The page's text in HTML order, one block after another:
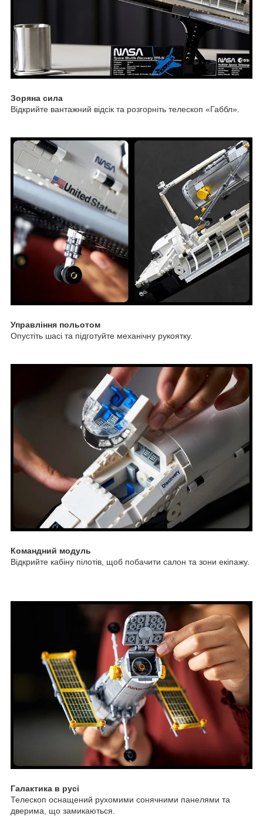
Зоряна сила
Відкрийте вантажний відсік та розгорніть телескоп «Габбл».
Управління польотом
Опустіть шасі та підготуйте механічну рукоятку.
Командний модуль
Відкрийте кабіну пілотів, щоб побачити салон та зони екіпажу.
Галактика в русі
Телескоп оснащений рухомими сонячними панелями та
дверима, що замикаються.